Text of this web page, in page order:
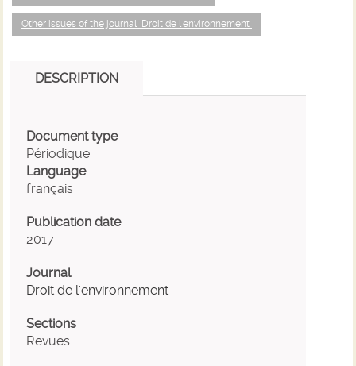
Other issues of the journal "Droit de l'environnement"
DESCRIPTION
Document type
Périodique
Language
français
Publication date
2017
Journal
Droit de l'environnement
Sections
Revues